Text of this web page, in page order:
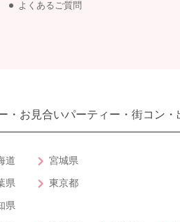
よくあるご質問
・お見合いパーティー・街コン・
道 宮城県
県 東京都
県